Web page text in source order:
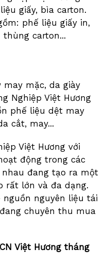
giấy, bìa carton.
phế liệu giấy in,
carton...
may mặc, da giày
Nghiệp Việt Hương
phế liệu dệt may
cắt, may...
Việt Hương với
động trong các
đang tạo ra một
rất lớn và đa dạng.
nguyên liệu tái
chuyên thu mua
Việt Hương tháng